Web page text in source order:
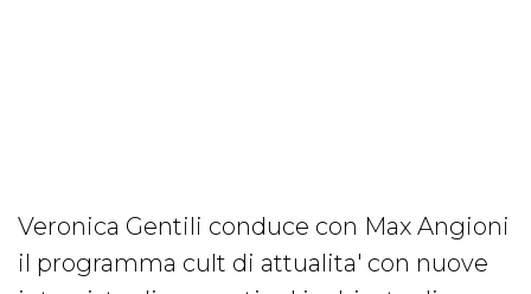
Veronica Gentili conduce con Max Angioni
il programma cult di attualita' con nuove